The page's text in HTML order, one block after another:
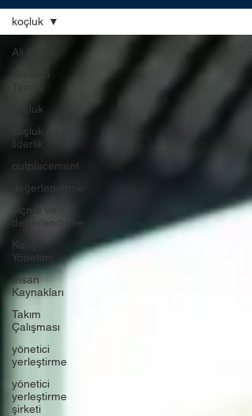
All Posts
koçluk
koçluk ve
liderlik
outplacement
değerlendirme
ölçme ve
değerlendirme
Kariyer
Yönetimi
İnsan
Kaynakları
Takım
Çalışması
yönetici
yerleştirme
yönetici
yerleştirme
şirketi
koçluk